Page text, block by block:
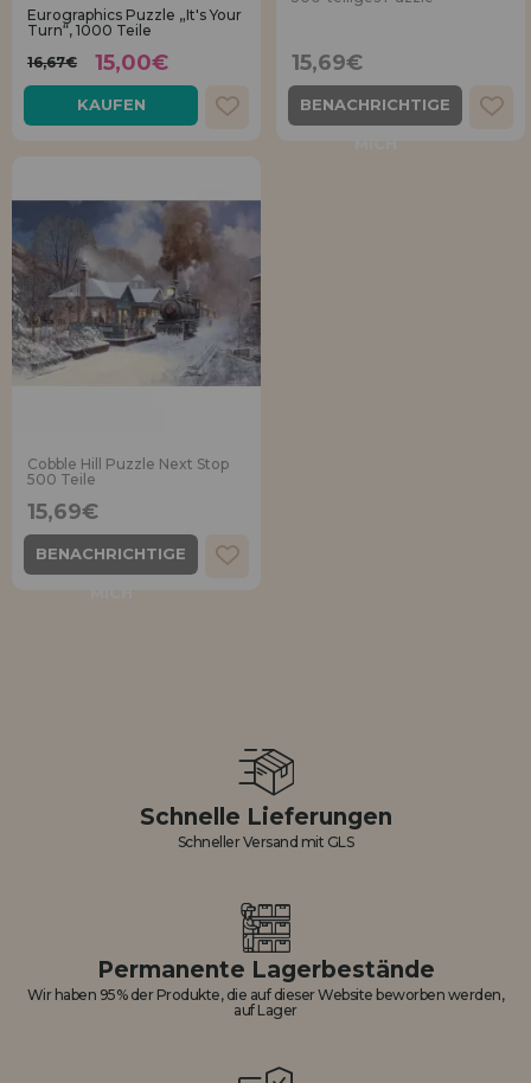
Los gehts! Wir haben auf dich gewartet.
HÄNDLERREGISTRIERUNG
Eurographics Puzzle „It's Your
Turn“, 1000 Teile
16,67€
15,00€
KAUFEN
15,69€
BENACHRICHTIGE
Cobble Hill Puzzle Next Stop
500 Teile
15,69€
BENACHRICHTIGE
Schnelle Lieferungen
Schneller Versand mit GLS
Permanente Lagerbestände
Wir haben 95% der Produkte, die auf dieser Website beworben werden,
auf Lager